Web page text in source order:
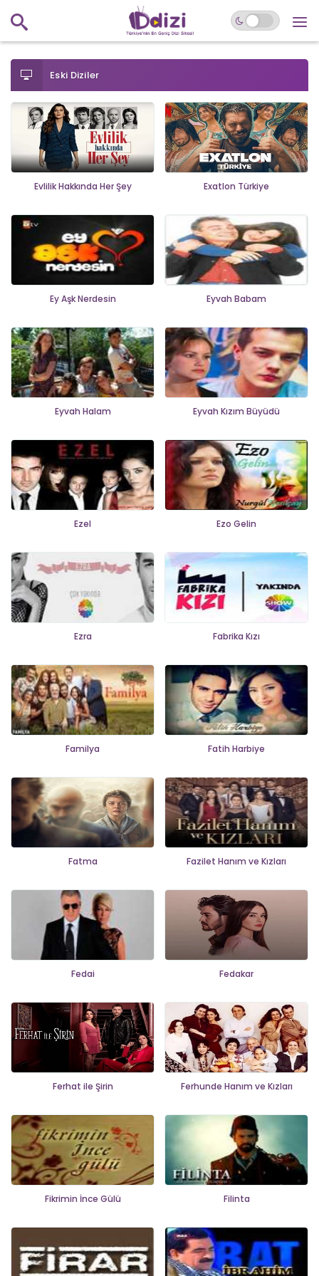
Eski Diziler
Evlilik Hakkında Her Şey Exatlon Türkiye
Ey Aşk Nerdesin Eyvah Babam
Eyvah Halam Eyvah Kızım Büyüdü
Ezel Ezo Gelin
Ezra Fabrika Kızı
Familya Fatih Harbiye
Fatma Fazilet Hanım ve Kızları
Fedai Fedakar
Ferhat ile Şirin Ferhunde Hanım ve Kızları
Fikrimin İnce Gülü Filinta